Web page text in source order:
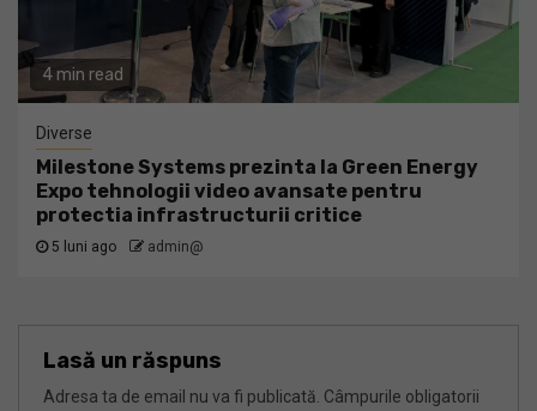
4 min read
Diverse
Milestone Systems prezinta la Green Energy
Expo tehnologii video avansate pentru
protectia infrastructurii critice
5 luni ago admin@
Lasă un răspuns
Adresa ta de email nu va fi publicată. Câmpurile obligatorii